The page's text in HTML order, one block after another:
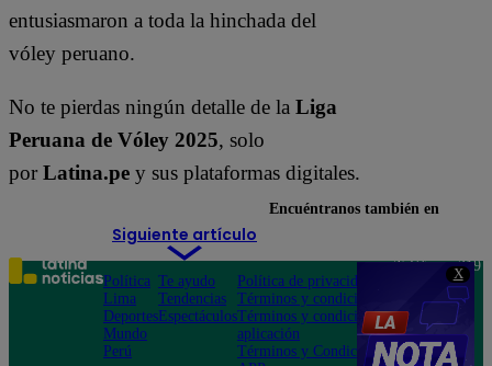
X
entusiasmaron a toda la hinchada del
vóley peruano.
No te pierdas ningún detalle de la Liga
Peruana de Vóley 2025, solo
por Latina.pe y sus plataformas digitales.
Siguiente artículo
Encuéntranos también en
Política
Lima
Deportes
Mundo
Perú
Te ayudo
Tendencias
Espectáculos
Política de privacidad
Términos y condiciones
Términos y condiciones
aplicación
Términos y Condiciones
Teléfono: 219
Av. San
Felipe 968
Jesús María